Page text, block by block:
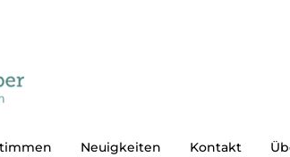
Neuigkeiten Kontakt